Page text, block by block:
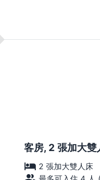
客房, 2 張加大雙
2 張加大雙人床